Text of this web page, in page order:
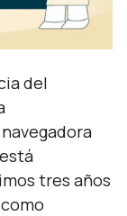
del
tres años